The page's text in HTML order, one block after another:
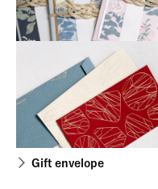
Gift envelope